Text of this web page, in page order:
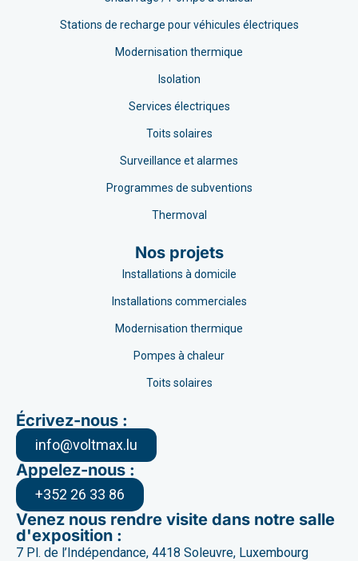
Stations de recharge pour véhicules électriques
Modernisation thermique
Isolation
Services électriques
Toits solaires
Surveillance et alarmes
Programmes de subventions
Thermoval
Nos projets
Installations à domicile
Installations commerciales
Modernisation thermique
Pompes à chaleur
Toits solaires
Écrivez-nous :
info@voltmax.lu
Appelez-nous :
+352 26 33 86
Venez nous rendre visite dans notre salle
d'exposition :
7 Pl. de l’Indépendance, 4418 Soleuvre, Luxembourg